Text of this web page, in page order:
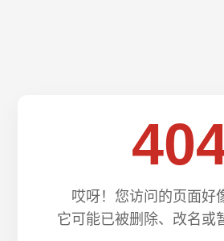
哎呀！您访问的页面好
它可能已被删除、改名或